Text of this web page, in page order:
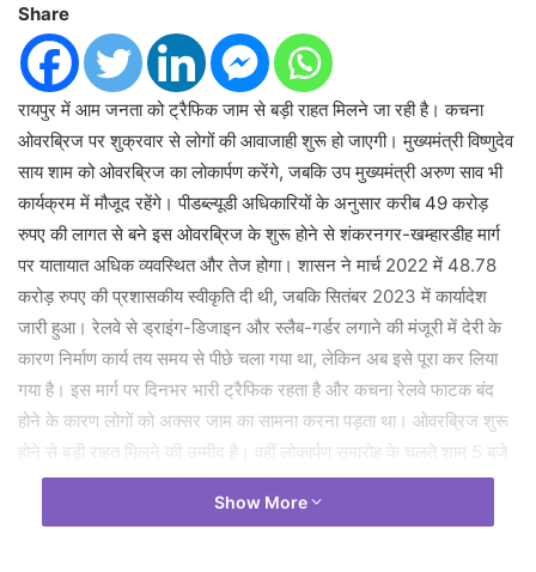
Share
रायपुर में आम जनता को ट्रैफिक जाम से बड़ी राहत मिलने जा रही है। कचना
ओवरब्रिज पर शुक्रवार से लोगों की आवाजाही शुरू हो जाएगी। मुख्यमंत्री विष्णुदेव
साय शाम को ओवरब्रिज का लोकार्पण करेंगे, जबकि उप मुख्यमंत्री अरुण साव भी
कार्यक्रम में मौजूद रहेंगे। पीडब्ल्यूडी अधिकारियों के अनुसार करीब 49 करोड़
रुपए की लागत से बने इस ओवरब्रिज के शुरू होने से शंकरनगर-खम्हारडीह मार्ग
पर यातायात अधिक व्यवस्थित और तेज होगा। शासन ने मार्च 2022 में 48.78
करोड़ रुपए की प्रशासकीय स्वीकृति दी थी, जबकि सितंबर 2023 में कार्यादेश
जारी हुआ। रेलवे से ड्राइंग-डिजाइन और स्लैब-गर्डर लगाने की मंजूरी में देरी के
कारण निर्माण कार्य तय समय से पीछे चला गया था, लेकिन अब इसे पूरा कर लिया
गया है। इस मार्ग पर दिनभर भारी ट्रैफिक रहता है और कचना रेलवे फाटक बंद
होने के कारण लोगों को अक्सर जाम का सामना करना पड़ता था। ओवरब्रिज शुरू
होने से बड़ी राहत मिलने की उम्मीद है। वहीं लोकार्पण समारोह के चलते शाम 5 बजे
से रात 8 बजे तक खम्हारडीह से कचना और कचना से खम्हारडीह जाने वाले मुख्य
मार्ग पर वाहनों की आवाजाही प्रतिबंधित रहेगी। इस दौरान ट्रैफिक पुलिस द्वारा
Show More